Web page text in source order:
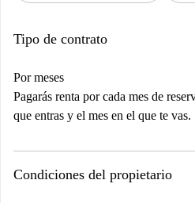
Tipo de contrato
Por meses
Pagarás renta por cada mes de
que entras y el mes en el que te vas.
Condiciones del propietario